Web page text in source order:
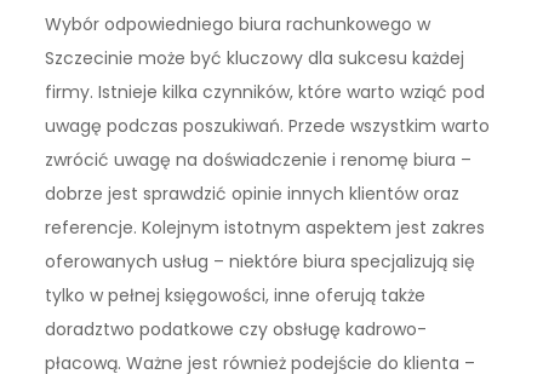
Wybór odpowiedniego biura rachunkowego w
Szczecinie może być kluczowy dla sukcesu każdej
firmy. Istnieje kilka czynników, które warto wziąć pod
uwagę podczas poszukiwań. Przede wszystkim warto
zwrócić uwagę na doświadczenie i renomę biura –
dobrze jest sprawdzić opinie innych klientów oraz
referencje. Kolejnym istotnym aspektem jest zakres
oferowanych usług – niektóre biura specjalizują się
tylko w pełnej księgowości, inne oferują także
doradztwo podatkowe czy obsługę kadrowo-
płacową. Ważne jest również podejście do klienta –